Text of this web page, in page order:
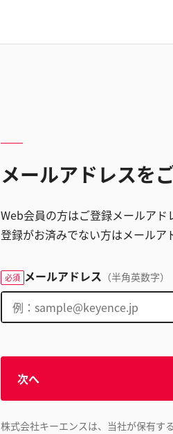
メールアドレスを
Web会員の方はご登録メールアド
登録がお済みでない方はメールア
必須 メールアドレス （半角英数字）
次へ
株式会社キーエンスは、当社が保有す